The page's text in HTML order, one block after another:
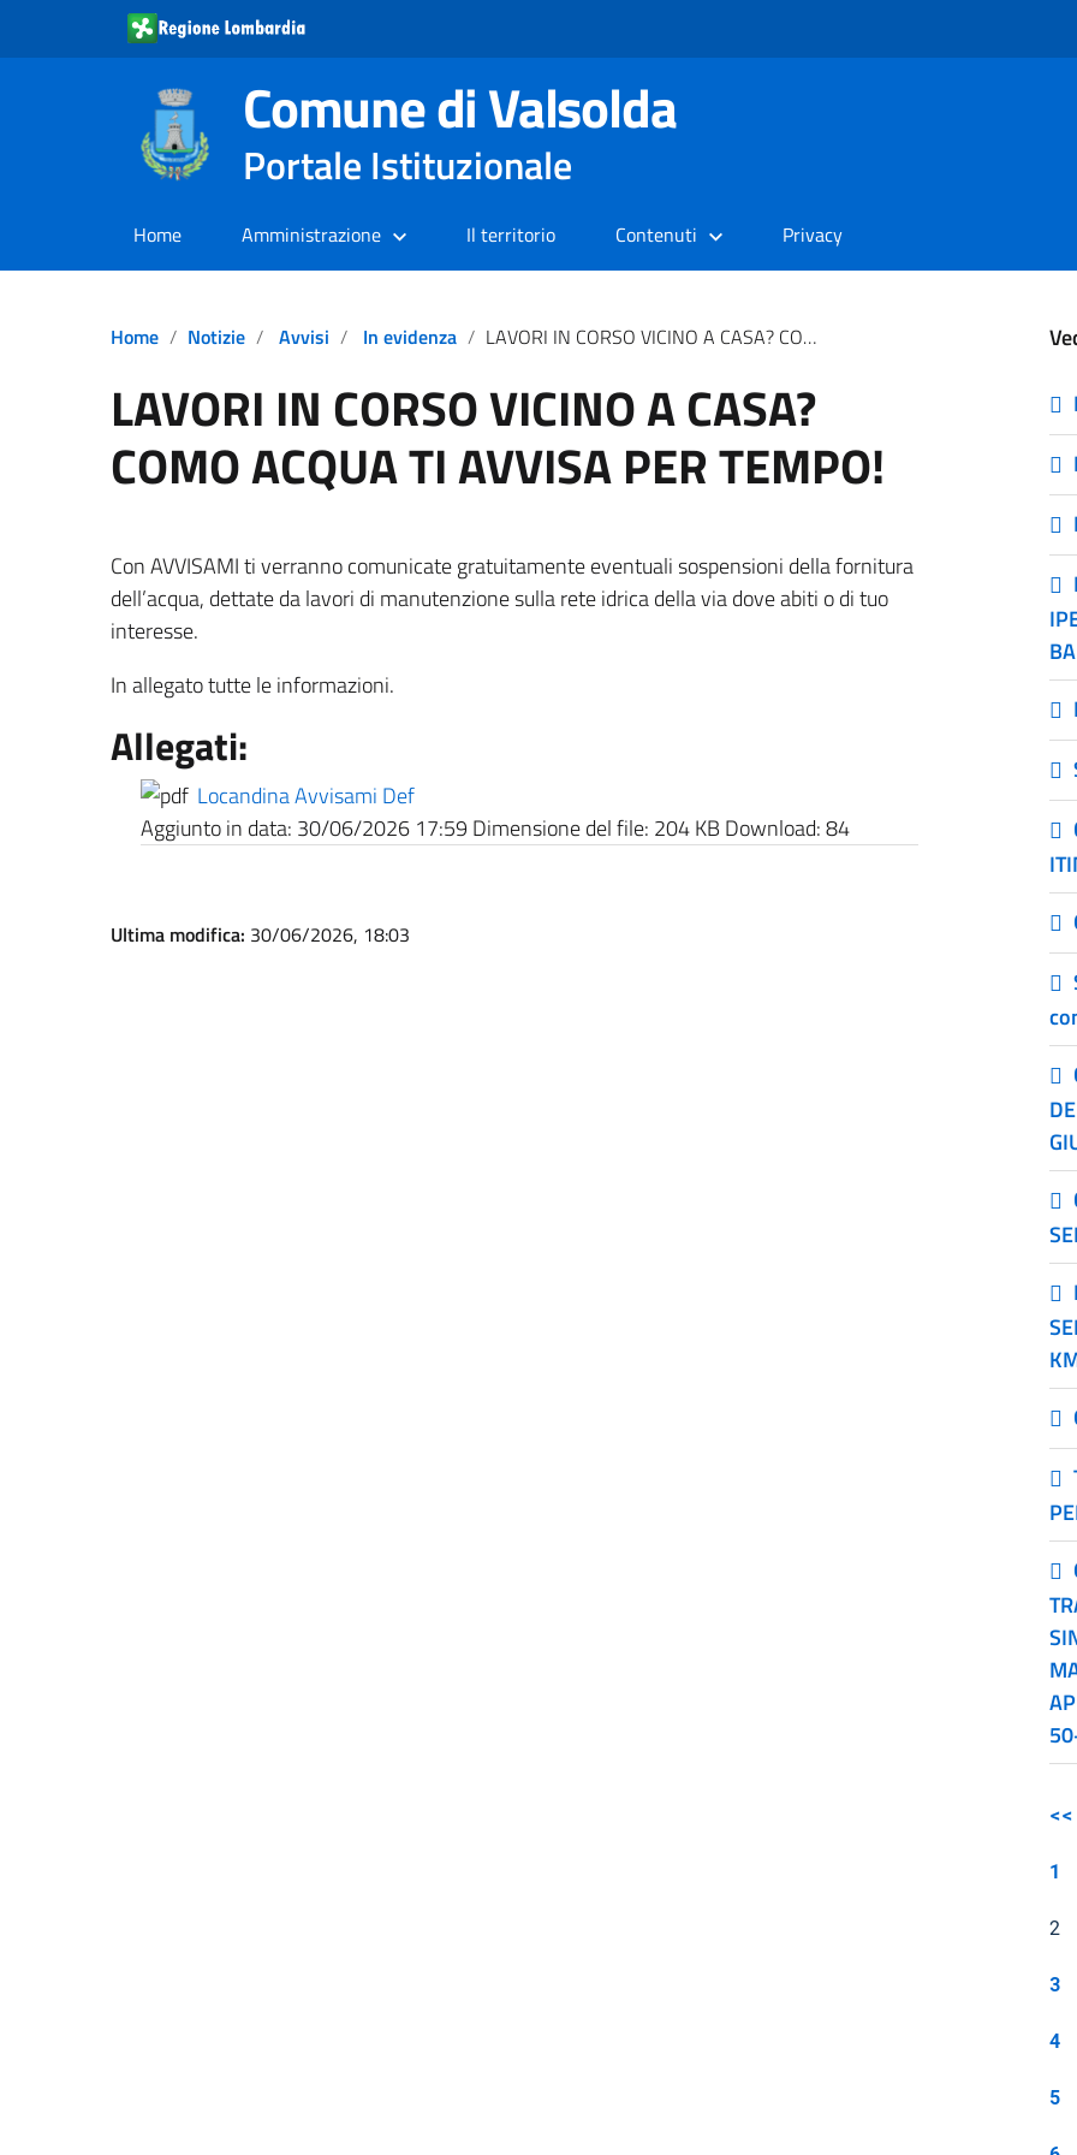
Comune di Valsolda
Portale Istituzionale
Home Amministrazione Il territorio Contenuti Privacy
Home Notizie Avvisi In evidenza LAVORI IN CORSO VICINO A CASA? COMO ACQUA TI AVVISA PER TEMPO!
LAVORI IN CORSO VICINO A CASA?
COMO ACQUA TI AVVISA PER TEMPO!
Con AVVISAMI ti verranno comunicate gratuitamente eventuali sospensioni della fornitura
dell’acqua, dettate da lavori di manutenzione sulla rete idrica della via dove abiti o di tuo
interesse.
In allegato tutte le informazioni.
Allegati:
Locandina Avvisami Def
Aggiunto in data: 30/06/2026 17:59 Dimensione del file: 204 KB Download:84
Ultima modifica: 30/06/2026, 18:03
<<
1
2
3
4
5